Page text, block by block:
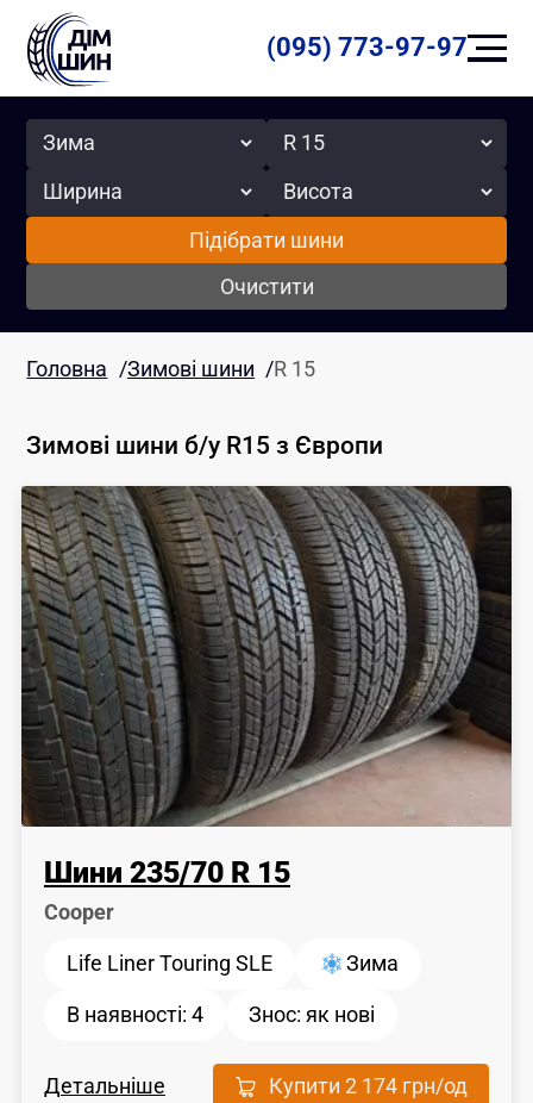
(095) 773-97-97
Сезон Радіус
Ширина Висота
Підібрати шини
Очистити
Головна /Зимові шини /R 15
Зимові шини б/у R15 з Європи
Шини 235/70 R 15
Cooper
Life Liner Touring SLE Зима
В наявності: 4 Знос:як новi
Детальніше Купити2 174 грн/од